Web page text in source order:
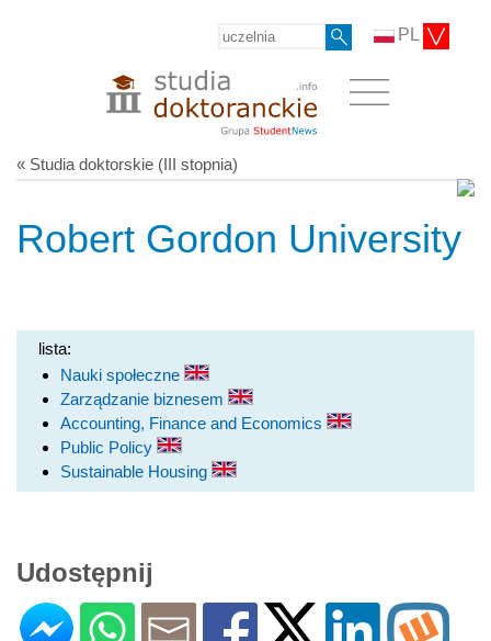
PL
« Studia doktorskie (III stopnia)
Robert Gordon University
lista:
Nauki społeczne
Zarządzanie biznesem
Accounting, Finance and Economics
Public Policy
Sustainable Housing
Udostępnij